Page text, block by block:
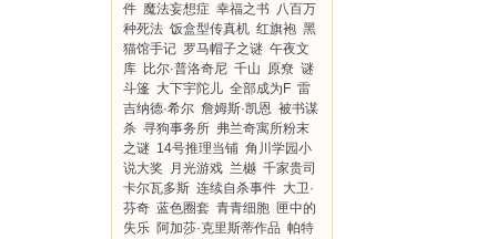
件 魔法妄想症 幸福之书 八百万
种死法 饭盒型传真机 红旗袍 黑
猫馆手记 罗马帽子之谜 午夜文
库 比尔·普洛奇尼 千山 原尞 谜
斗篷 大下宇陀儿 全部成为F 雷
吉纳德·希尔 詹姆斯·凯恩 被书谋
杀 寻狗事务所 弗兰奇寓所粉末
之谜 14号推理当铺 角川学园小
说大奖
月光游戏 兰樾 千家贵司
卡尔瓦多斯 连续自杀事件 大卫·
芬奇 蓝色圈套 青青细胞 匣中的
失乐 阿加莎·克里斯蒂作品 帕特